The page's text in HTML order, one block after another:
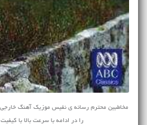
را در ادامه با سرعت بالا با کیفیت 128 و 320 دانلود کنید